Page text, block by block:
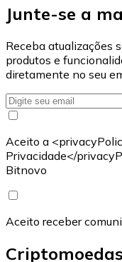
Junte-se a
Receba atualizações
produtos e
diretamente no seu
Aceito a
Privacidade</
Bitnovo
Aceito receber